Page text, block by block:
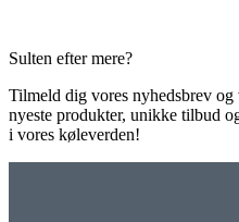
Sulten efter mere?
Tilmeld dig vores nyhedsbrev
nyeste produkter, unikke tilbud
i vores køleverden!